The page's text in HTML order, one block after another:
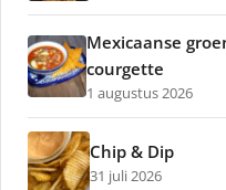
Mexicaanse
courgette
1 augustus 2026
Chip & Dip
31 juli 2026